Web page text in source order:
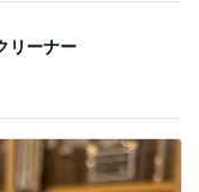
リーナー